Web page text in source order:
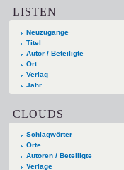
LISTEN
Neuzugänge
Titel
Autor / Beteiligte
Ort
Verlag
Jahr
CLOUDS
Schlagwörter
Orte
Autoren / Beteiligte
Verlage